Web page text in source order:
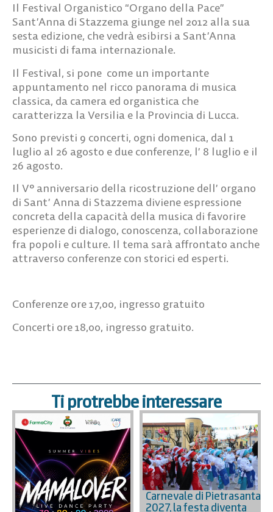
Il Festival Organistico “Organo della Pace”
Sant’Anna di Stazzema giunge nel 2012 alla sua
sesta edizione, che vedrà esibirsi a Sant’Anna
musicisti di fama internazionale.
Il Festival, si pone come un importante
appuntamento nel ricco panorama di musica
classica, da camera ed organistica che
caratterizza la Versilia e la Provincia di Lucca.
Sono previsti 9 concerti, ogni domenica, dal 1
luglio al 26 agosto e due conferenze, l’ 8 luglio e il
26 agosto.
Il V° anniversario della ricostruzione dell’ organo
di Sant’ Anna di Stazzema diviene espressione
concreta della capacità della musica di favorire
esperienze di dialogo, conoscenza, collaborazione
fra popoli e culture. Il tema sarà affrontato anche
attraverso conferenze con storici ed esperti.
Conferenze ore 17,00, ingresso gratuito
Concerti ore 18,00, ingresso gratuito.
Ti protrebbe interessare
Carnevale di Pietrasanta
2027, la festa diventa